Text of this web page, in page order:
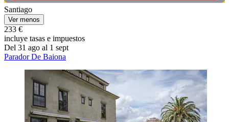
Santiago
Ver menos
233 €
incluye tasas e impuestos
Del 31 ago al 1 sept
Parador De Baiona